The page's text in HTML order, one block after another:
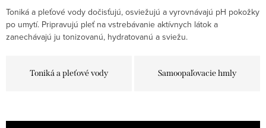
Toniká a pleťové vody dočisťujú, osviežujú a vyrovnávajú pH pokožky
po umytí. Pripravujú pleť na vstrebávanie aktívnych látok a
zanechávajú ju tonizovanú, hydratovanú a sviežu.
Toniká a pleťové vody Samoopaľovacie hmly